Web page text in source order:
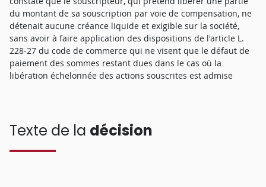
du montant de sa souscription par voie de compensation, ne
détenait aucune créance liquide et exigible sur la société,
sans avoir à faire application des dispositions de l'article L.
228-27 du code de commerce qui ne visent que le défaut de
paiement des sommes restant dues dans le cas où la
libération échelonnée des actions souscrites est admise
Texte de la décision